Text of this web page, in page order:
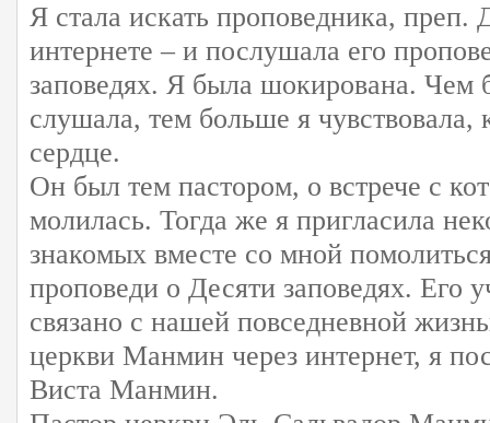
Я стала искать проповедника,
интернете – и послушала его
заповедях. Я была шокирована. Чем
слушала, тем больше я чувствовала,
сердце.
Он был тем пастором, о встрече с
молилась. Тогда же я пригласила
знакомых вместе со мной
проповеди о Десяти заповедях. Его
связано с нашей повседневной
церкви Манмин через интернет, я
Виста Манмин.